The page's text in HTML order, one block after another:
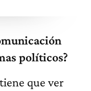
políticos?
que ver